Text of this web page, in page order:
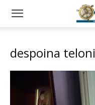
despoina teloni